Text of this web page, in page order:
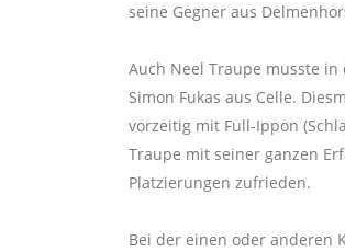
seine Gegner aus
Auch Neel Traupe musste
Simon Fukas aus Celle.
vorzeitig mit Full-Ippon
Traupe mit seiner ganzen
Platzierungen zufrieden.
Bei der einen oder anderen